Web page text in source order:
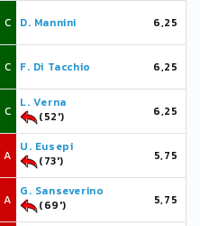
C D. Mannini 6,25
C F. Di Tacchio 6,25
C
L. Verna
(52')
6,25
A
U. Eusepi
(73')
5,75
A
G. Sanseverino
(69')
5,75